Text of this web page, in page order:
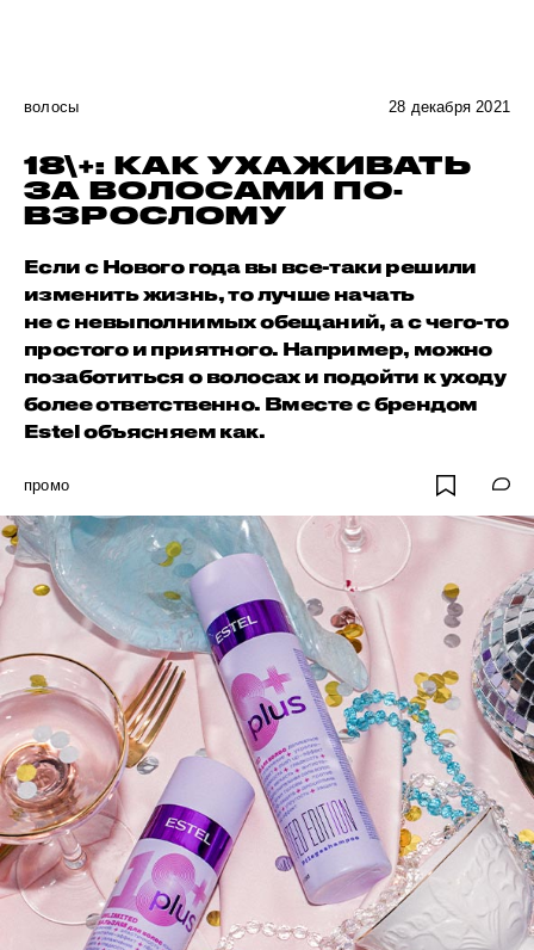
волосы 28 декабря 2021
18\+: КАК УХАЖИВАТЬ
ЗА ВОЛОСАМИ ПО-
ВЗРОСЛОМУ
Если с Нового года вы все-таки решили
изменить жизнь, то лучше начать
не с невыполнимых обещаний, а с чего-то
простого и приятного. Например, можно
позаботиться о волосах и подойти к уходу
более ответственно. Вместе с брендом
Estel объясняем как.
промо